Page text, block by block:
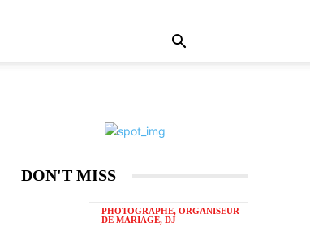
DON'T MISS
PHOTOGRAPHE, ORGANISEUR
DE MARIAGE, DJ